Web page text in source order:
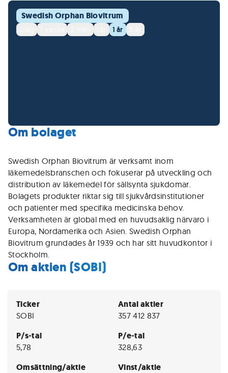
Swedish Orphan Biovitrum
1 år
Om bolaget
Swedish Orphan Biovitrum är verksamt inom
läkemedelsbranschen och fokuserar på utveckling och
distribution av läkemedel för sällsynta sjukdomar.
Bolagets produkter riktar sig till sjukvårdsinstitutioner
och patienter med specifika medicinska behov.
Verksamheten är global med en huvudsaklig närvaro i
Europa, Nordamerika och Asien. Swedish Orphan
Biovitrum grundades år 1939 och har sitt huvudkontor i
Stockholm.
Om aktien (SOBI)
Ticker
SOBI
Antal aktier
357 412 837
P/s-tal
5,78
P/e-tal
328,63
Omsättning/aktie Vinst/aktie